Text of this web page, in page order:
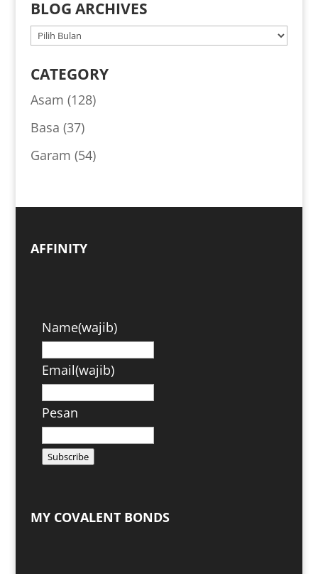
BLOG ARCHIVES
BLOG
CATEGORY
Asam (128)
Basa (37)
Garam (54)
AFFINITY
Name(wajib)
Email(wajib)
Pesan
Subscribe
MY COVALENT BONDS